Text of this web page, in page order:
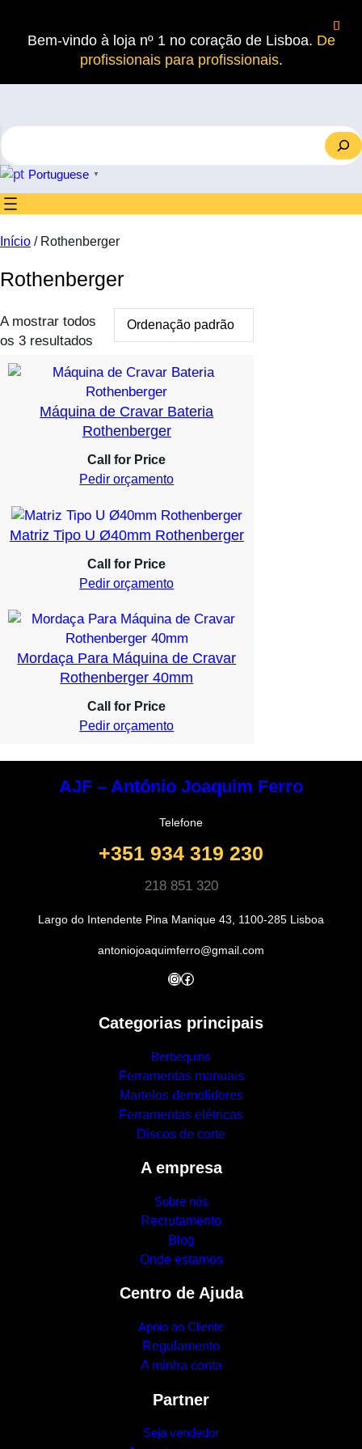
Bem-vindo à loja nº 1 no coração de Lisboa. De
profissionais para profissionais.
S
e
a
r
c
Portuguese ▼
Início / Rothenberger
Rothenberger
A mostrar todos
os 3 resultados
Máquina de Cravar Bateria
Rothenberger
Call for Price
Pedir orçamento
Matriz Tipo U Ø40mm Rothenberger
Call for Price
Pedir orçamento
Mordaça Para Máquina de Cravar
Rothenberger 40mm
Call for Price
Pedir orçamento
AJF – António Joaquim Ferro
Telefone
+351 934 319 230
218 851 320
Largo do Intendente Pina Manique 43, 1100-285 Lisboa
antoniojoaquimferro@gmail.com
InstagramFacebook
Categorias principais
Berbequins
Ferramentas manuais
Martelos demolidores
Ferramentas elétricas
Discos de corte
A empresa
Sobre nós
Recrutamento
Blog
Onde estamos
Centro de Ajuda
Apoio ao Cliente
Regulamento
A minha conta
Partner
Seja vendedor